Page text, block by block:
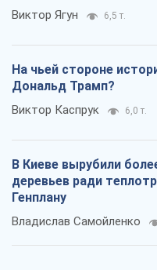
Виктор Ягун 6,5 т.
На чьей стороне
Дональд Трамп?
Виктор Каспрук 6,0 т.
В Киеве вырубили
деревьев ради
Генплану
Владислав Самойленко